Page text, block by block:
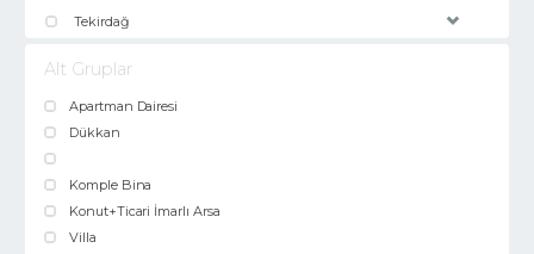
Tekirdağ
Alt Gruplar
Apartman Dairesi
Dükkan
Komple Bina
Konut+Ticari İmarlı Arsa
Villa